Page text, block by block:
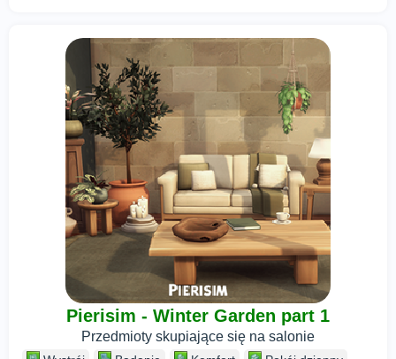
Pierisim - Winter Garden part 1
Przedmioty skupiające się na salonie